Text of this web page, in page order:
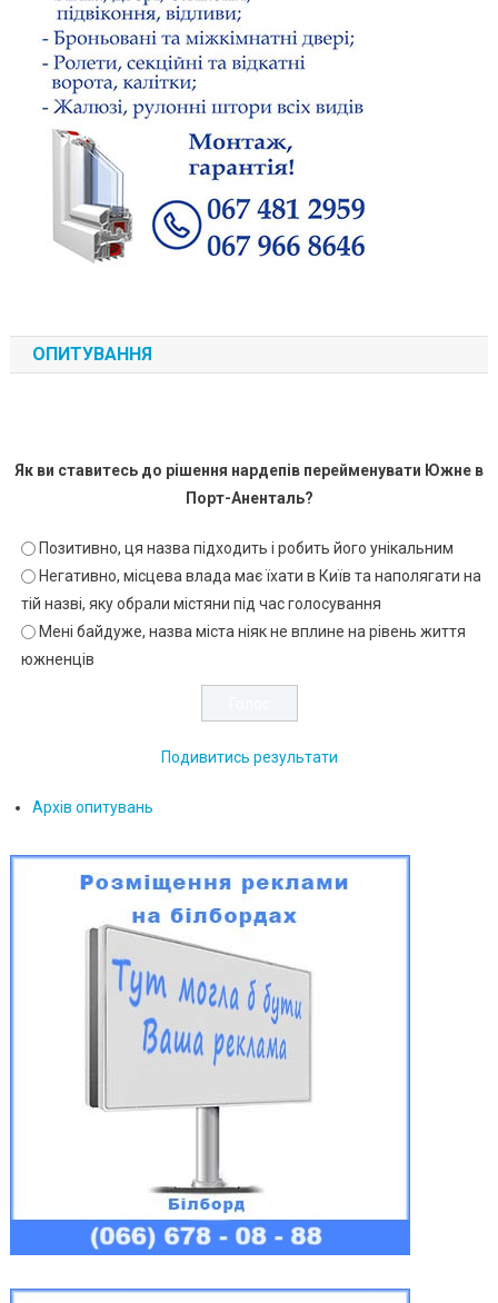
ОПИТУВАННЯ
Як ви ставитесь до рішення нардепів перейменувати Южне в
Порт-Аненталь?
Позитивно, ця назва підходить і робить його унікальним
Негативно, місцева влада має їхати в Київ та наполягати на
тій назві, яку обрали містяни під час голосування
Мені байдуже, назва міста ніяк не вплине на рівень життя
южненців
Подивитись результати
Архів опитувань